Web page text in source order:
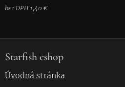
bez DPH 1,40 €
Starfish eshop
Úvodná stránka